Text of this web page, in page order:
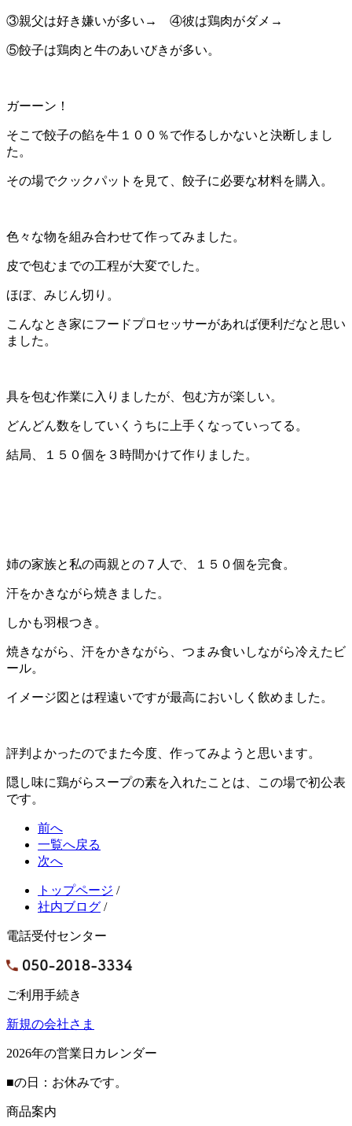
③親父は好き嫌いが多い→ ④彼は鶏肉がダメ→
⑤餃子は鶏肉と牛のあいびきが多い。
ガーーン！
そこで餃子の餡を牛１００％で作るしかないと決断しまし
た。
その場でクックパットを見て、餃子に必要な材料を購入。
色々な物を組み合わせて作ってみました。
皮で包むまでの工程が大変でした。
ほぼ、みじん切り。
こんなとき家にフードプロセッサーがあれば便利だなと思い
ました。
具を包む作業に入りましたが、包む方が楽しい。
どんどん数をしていくうちに上手くなっていってる。
結局、１５０個を３時間かけて作りました。
姉の家族と私の両親との７人で、１５０個を完食。
汗をかきながら焼きました。
しかも羽根つき。
焼きながら、汗をかきながら、つまみ食いしながら冷えたビ
ール。
イメージ図とは程遠いですが最高においしく飲めました。
評判よかったのでまた今度、作ってみようと思います。
隠し味に鶏がらスープの素を入れたことは、この場で初公表
です。
前へ
一覧へ戻る
次へ
トップページ /
社内ブログ /
電話受付センター
ご利用手続き
新規の会社さま
2026年の営業日カレンダー
■の日：お休みです。
商品案内